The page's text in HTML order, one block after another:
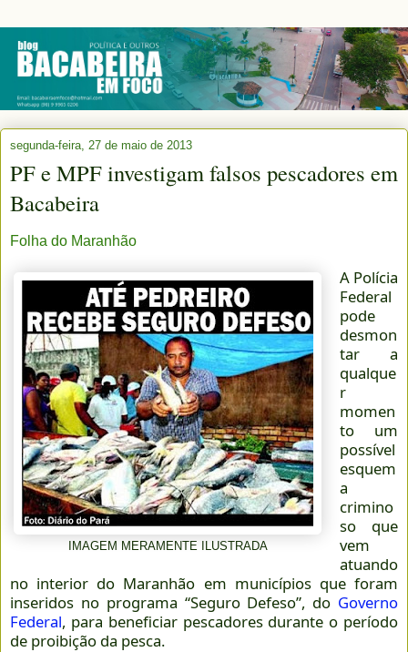
segunda-feira, 27 de maio de 2013
PF e MPF investigam falsos pescadores em
Bacabeira
Folha do Maranhão
IMAGEM MERAMENTE ILUSTRADA
A Polícia
Federal
pode
desmon
tar a
qualque
r
momen
to um
possível
esquem
a
crimino
so que
vem
atuando
no interior do Maranhão em municípios que foram
inseridos no programa “Seguro Defeso”, do Governo
Federal, para beneficiar pescadores durante o período
de proibição da pesca.